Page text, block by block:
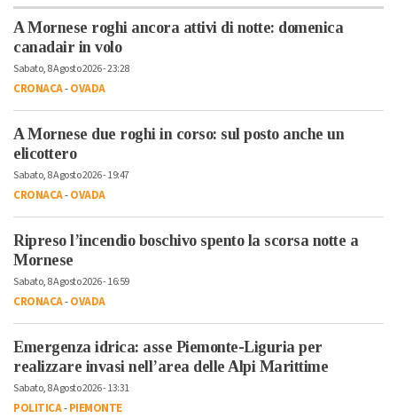
A Mornese roghi ancora attivi di notte: domenica
canadair in volo
Sabato, 8 Agosto 2026 - 23:28
CRONACA-OVADA
A Mornese due roghi in corso: sul posto anche un
elicottero
Sabato, 8 Agosto 2026 - 19:47
CRONACA-OVADA
Ripreso l’incendio boschivo spento la scorsa notte a
Mornese
Sabato, 8 Agosto 2026 - 16:59
CRONACA-OVADA
Emergenza idrica: asse Piemonte-Liguria per
realizzare invasi nell’area delle Alpi Marittime
Sabato, 8 Agosto 2026 - 13:31
POLITICA-PIEMONTE